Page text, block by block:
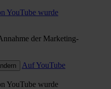
YouTube wurde
der Marketing-
Auf YouTube
YouTube wurde